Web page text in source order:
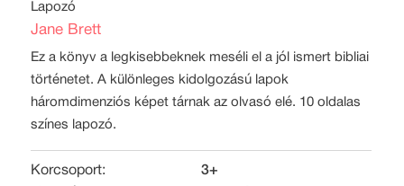
Lapozó
Jane Brett
Ez a könyv a legkisebbeknek meséli el a jól ismert bibliai
történetet. A különleges kidolgozású lapok
háromdimenziós képet tárnak az olvasó elé. 10 oldalas
színes lapozó.
Korcsoport:
3+